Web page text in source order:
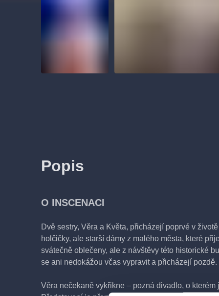
Popis
O INSCENACI
Dvě sestry, Věra a Květa, přicházejí poprvé v
holčičky, ale starší dámy z malého města, které
svátečně oblečeny, ale z návštěvy této historické
se ani nedokážou včas vypravit a přicházejí pozdě.
Věra nečekaně vykřikne – pozná divadlo, o